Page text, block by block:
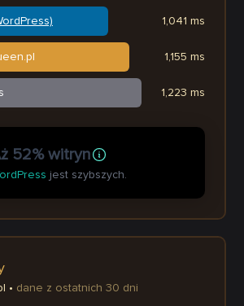
1,041 ms
1,155 ms
1,223 ms
52% witryn
jest szybszych.
• dane z ostatnich 30 dni